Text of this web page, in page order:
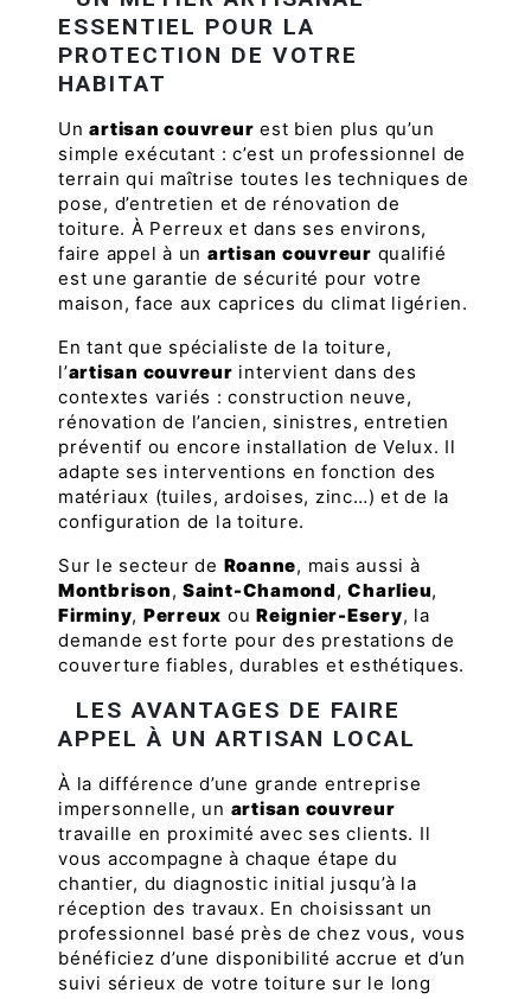
ESSENTIEL POUR LA
PROTECTION DE VOTRE
HABITAT
Unartisan couvreur est bien plus qu’un
simple exécutant : c’est un professionnel de
terrain qui maîtrise toutes les techniques de
pose, d’entretien et de rénovation de
toiture. À Perreux et dans ses environs,
faire appel à un artisan couvreur qualifié
est une garantie de sécurité pour votre
maison, face aux caprices du climat ligérien.
En tant que spécialiste de la toiture,
l’artisan couvreur intervient dans des
contextes variés : construction neuve,
rénovation de l’ancien, sinistres, entretien
préventif ou encore installation de Velux. Il
adapte ses interventions en fonction des
matériaux (tuiles, ardoises, zinc…) et de la
configuration de la toiture.
Sur le secteur de Roanne, mais aussi à
Montbrison, Saint-Chamond,Charlieu,
Firminy, Perreux ou Reignier-Esery, la
demande est forte pour des prestations de
couverture fiables, durables et esthétiques.
LES AVANTAGES DE FAIRE
APPEL À UN ARTISAN LOCAL
À la différence d’une grande entreprise
impersonnelle, un artisan couvreur
travaille en proximité avec ses clients. Il
vous accompagne à chaque étape du
chantier, du diagnostic initial jusqu’à la
réception des travaux. En choisissant un
professionnel basé près de chez vous, vous
bénéficiez d’une disponibilité accrue et d’un
suivi sérieux de votre toiture sur le long